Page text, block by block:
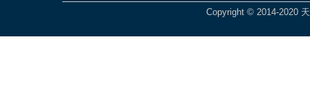
Copyright © 2014-2020